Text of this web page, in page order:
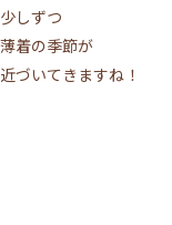
少しずつ
薄着の季節が
近づいてきますね！